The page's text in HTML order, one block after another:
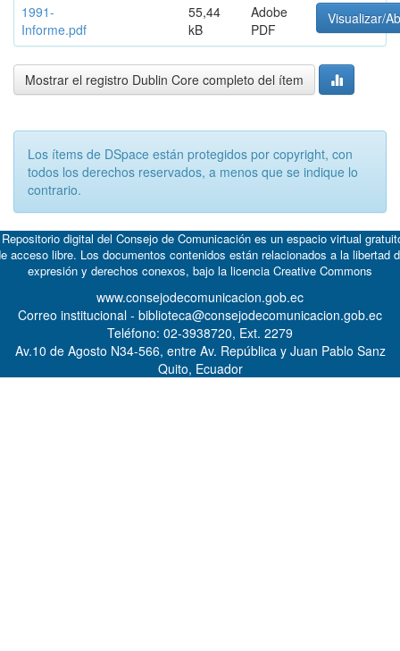
1991-
Informe.pdf
55,44
kB
Adobe
PDF
Visualizar/
Mostrar el registro Dublin Core completo del ítem
Los ítems de DSpace están protegidos por copyright, con
todos los derechos reservados, a menos que se indique lo
contrario.
digital del Consejo de Comunicación es un espacio virtual
acceso libre. Los documentos contenidos están relacionados a la libertad
expresión y derechos conexos, bajo la licencia Creative Commons
www.consejodecomunicacion.gob.ec
Correo institucional - biblioteca@consejodecomunicacion.gob.ec
Teléfono: 02-3938720, Ext. 2279
Av.10 de Agosto N34-566, entre Av. República y Juan Pablo Sanz
Quito, Ecuador